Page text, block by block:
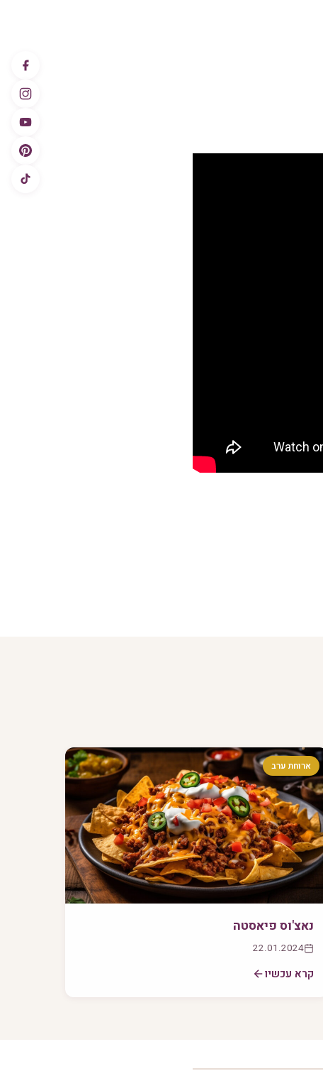
ארוחת ערב
נאצ'וס פיאסטה
22.01.2024
קרא עכשיו